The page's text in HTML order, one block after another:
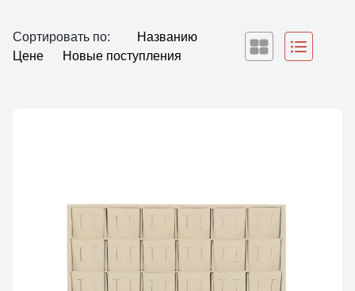
Сортировать по:
Названию
Цене
Новые поступления